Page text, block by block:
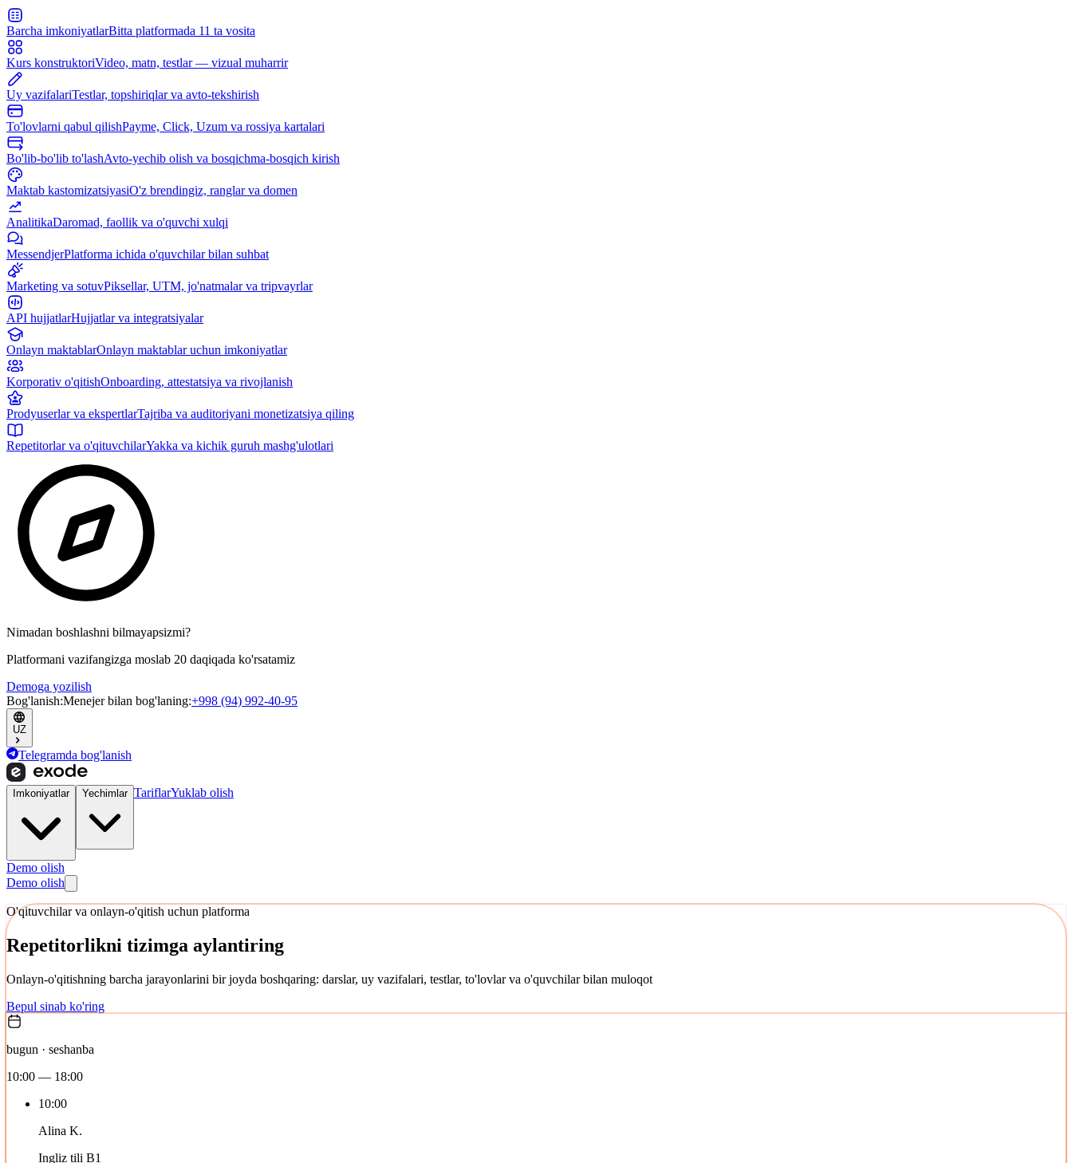
Barcha imkoniyatlarBitta platformada 11 ta vosita
Kurs konstruktoriVideo, matn, testlar — vizual muharrir
Uy vazifalariTestlar, topshiriqlar va avto-tekshirish
To'lovlarni qabul qilishPayme, Click, Uzum va rossiya kartalari
Bo'lib-bo'lib to'lashAvto-yechib olish va bosqichma-bosqich kirish
Maktab kastomizatsiyasiO'z brendingiz, ranglar va domen
AnalitikaDaromad, faollik va o'quvchi xulqi
MessendjerPlatforma ichida o'quvchilar bilan suhbat
Marketing va sotuvPiksellar, UTM, jo'natmalar va tripvayrlar
API hujjatlarHujjatlar va integratsiyalar
Onlayn maktablarOnlayn maktablar uchun imkoniyatlar
Korporativ o'qitishOnboarding, attestatsiya va rivojlanish
Prodyuserlar va ekspertlarTajriba va auditoriyani monetizatsiya qiling
Repetitorlar va o'qituvchilarYakka va kichik guruh mashg'ulotlari
Nimadan boshlashni bilmayapsizmi?
Platformani vazifangizga moslab 20 daqiqada ko'rsatamiz
Demoga yozilish
Bog'lanish:Menejer bilan bog'laning:+998 (94) 992-40-95
UZ
Telegramda bog'lanish
Imkoniyatlar Yechimlar TariflarYuklab olish
Demo olish
Demo olish
O'qituvchilar va onlayn-o'qitish uchun platforma
Repetitorlikni tizimga aylantiring
Onlayn-o'qitishning barcha jarayonlarini bir joyda boshqaring: darslar, uy vazifalari, testlar, to'lovlar va o'quvchilar bilan muloqot
Bepul sinab ko'ring
bugun · seshanba
10:00 — 18:00
10:00
Alina K.
Ingliz tili B1